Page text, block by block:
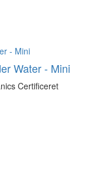
Water - Mini
Certificeret